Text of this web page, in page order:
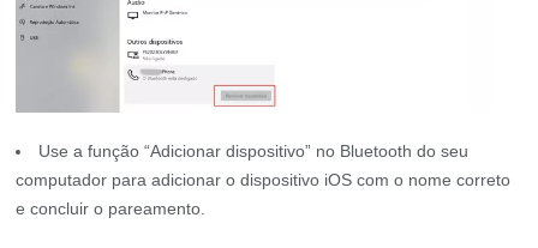
Use a função “Adicionar dispositivo” no Bluetooth do seu
computador para adicionar o dispositivo iOS com o nome correto
e concluir o pareamento.